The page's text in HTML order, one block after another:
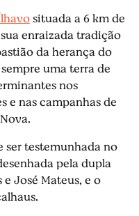
situada a 6 km de
enraizada tradição
da herança do
uma terra de
nos
e nas campanhas de
testemunhada no
pela dupla
José Mateus, e o